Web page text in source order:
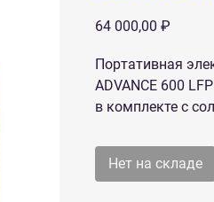
64 000,00 ₽
Портативная
ADVANCE 600
в комплекте с
аккумулятором
современное и
Нет на складе